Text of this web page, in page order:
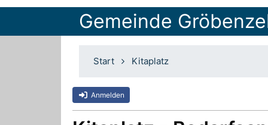
Gemeinde
Start Kitaplatz